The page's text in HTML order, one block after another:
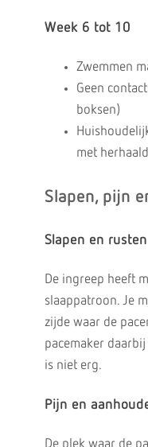
Week 6 tot 10
Zwemmen
Geen
boksen)
met
Slapen, pijn
Slapen en rusten
De ingreep heeft
slaappatroon. Je
zijde waar de
pacemaker
is niet erg.
Pijn en
De plek waar de